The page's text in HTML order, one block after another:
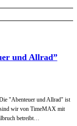
und Allrad”
"Abenteuer und Allrad" ist
sind wir von TimeMAX mit
betreibt…